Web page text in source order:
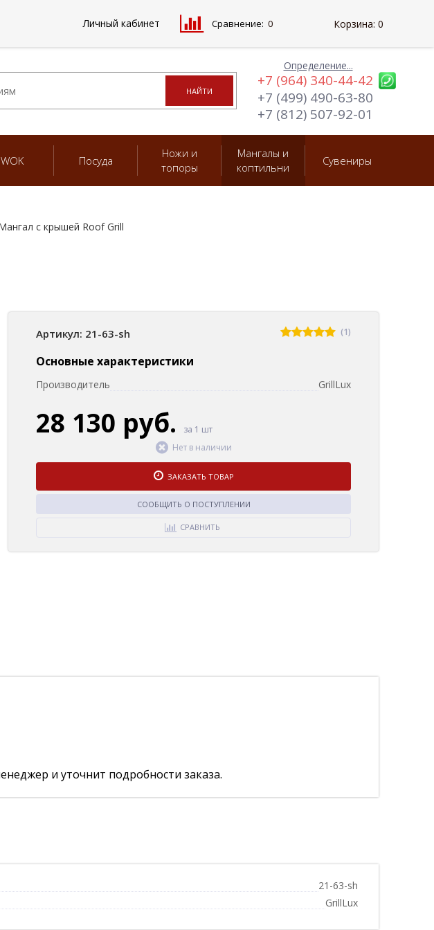
Определение...
+7 (964) 340-44-42
+7 (499) 490-63-80
+7 (812) 507-92-01
WOK Посуда
Ножи и
топоры
Мангалы и
коптильни
Сувениры
с крышей Roof Grill
Артикул: 21-63-sh (1)
Основные характеристики
Производитель GrillLux
28 130 руб.
за 1 шт
Нет в наличии
ЗАКАЗАТЬ ТОВАР
СООБЩИТЬ О ПОСТУПЛЕНИИ
СРАВНИТЬ
и уточнит подробности заказа.
21-63-sh
GrillLux
Личный кабинет Сравнение: 0 Корзина: 0